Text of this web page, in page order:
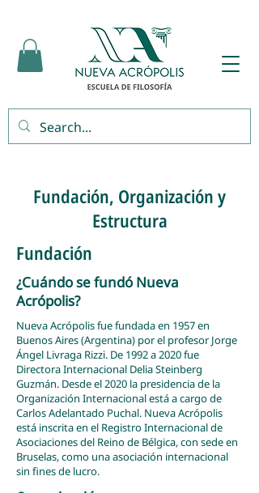
Fundación, Organización y
Estructura
Fundación
¿Cuándo se fundó Nueva
Acrópolis?
Nueva Acrópolis fue fundada en 1957 en
Buenos Aires (Argentina) por el profesor Jorge
Ángel Livraga Rizzi. De 1992 a 2020 fue
Directora Internacional Delia Steinberg
Guzmán. Desde el 2020 la presidencia de la
Organización Internacional está a cargo de
Carlos Adelantado Puchal. Nueva Acrópolis
está inscrita en el Registro Internacional de
Asociaciones del Reino de Bélgica, con sede en
Bruselas, como una asociación internacional
sin fines de lucro.